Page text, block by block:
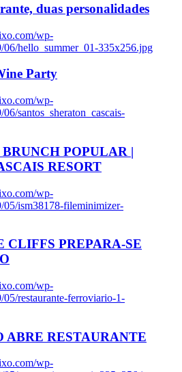
duas personalidades
wp-
06/hello_summer_01-335x256.jpg
Party
wp-
santos_sheraton_cascais-
POPULAR |
RESORT
wp-
05/ism38178-fileminimizer-
CLIFFS PREPARA-SE
wp-
05/restaurante-ferroviario-1-
ABRE RESTAURANTE
wp-